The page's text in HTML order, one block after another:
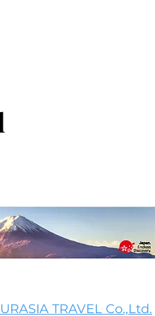
TRAVEL Co.,Ltd.